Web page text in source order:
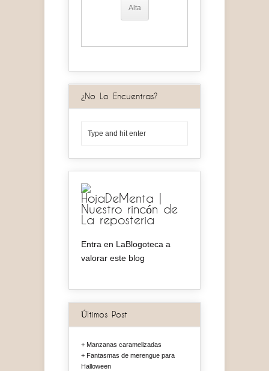
¿No Lo Encuentras?
HojaDeMenta |
Nuestro rincón de
La reposteria
Entra en LaBlogoteca a
valorar este blog
Últimos Post
Manzanas caramelizadas
Fantasmas de merengue para
Halloween